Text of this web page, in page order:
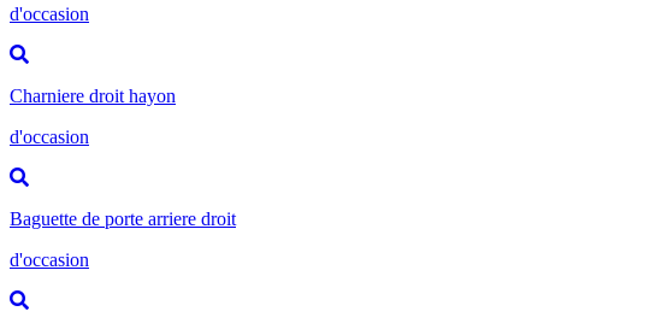
d'occasion
Charniere droit hayon
d'occasion
Baguette de porte arriere droit
d'occasion